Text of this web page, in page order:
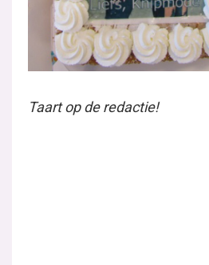
Taart op de redactie!